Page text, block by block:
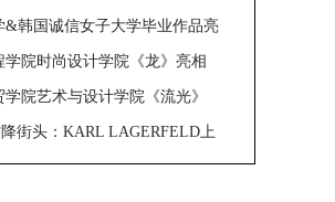
AI美学
&韩国诚信女子大学毕业作品亮
学生时装周
学院时尚设计学院《龙》亮相
生时装周
院艺术与设计学院《流光》
大学生时装周
降街头：KARL LAGERFELD上
幕